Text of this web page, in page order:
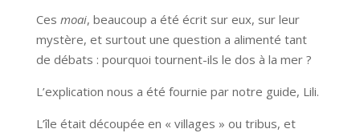
Ces moai, beaucoup a été écrit sur eux, sur leur
mystère, et surtout une question a alimenté tant
de débats : pourquoi tournent-ils le dos à la mer ?
L’explication nous a été fournie par notre guide, Lili.
L’île était découpée en « villages » ou tribus, et